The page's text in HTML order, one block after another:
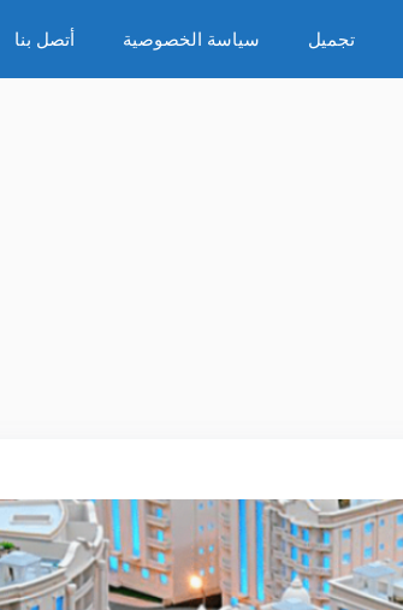
تجميل سياسة الخصوصية أتصل بنا